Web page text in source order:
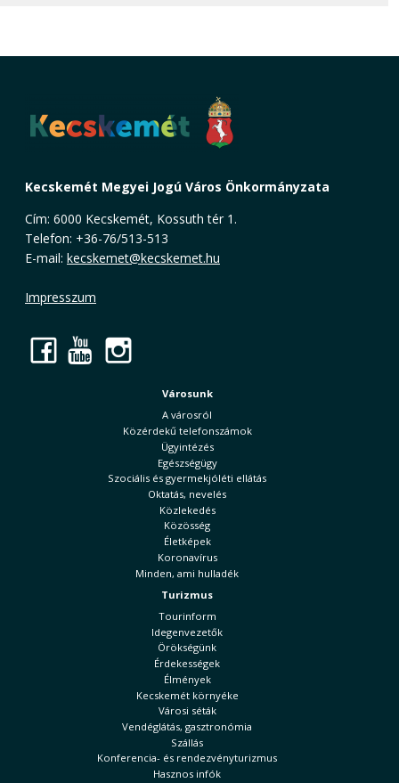
Kecskemét Megyei Jogú Város Önkormányzata
Cím: 6000 Kecskemét, Kossuth tér 1.
Telefon: +36-76/513-513
E-mail: kecskemet@kecskemet.hu
Impresszum
Facebook
YouTube
Városunk
A városról
Közérdekű telefonszámok
Ügyintézés
Egészségügy
Szociális és gyermekjóléti ellátás
Oktatás, nevelés
Közlekedés
Közösség
Életképek
Koronavírus
Minden, ami hulladék
Turizmus
Tourinform
Idegenvezetők
Örökségünk
Érdekességek
Élmények
Kecskemét környéke
Városi séták
Vendéglátás, gasztronómia
Szállás
Konferencia- és rendezvényturizmus
Hasznos infók